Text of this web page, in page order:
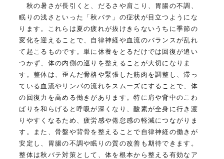
秋の暑さが長引くと、だるさや肩こり、胃腸の不調、
眠りの浅さといった「秋バテ」の症状が目立つようにな
ります。これらは夏の疲れが抜けきらないうちに季節の
変化を迎えることで、自律神経や血流のバランスが乱れ
て起こるものです。単に休養をとるだけでは回復が追い
つかず、体の内側の巡りを整えることが大切になりま
す。整体は、歪んだ骨格や緊張した筋肉を調整し、滞っ
ている血流やリンパの流れをスムーズにすることで、体
の回復力を高める働きがあります。特に肩や背中のこわ
ばりを和らげると呼吸が深くなり、酸素が全身に行き渡
りやすくなるため、疲労感や倦怠感の軽減につながりま
す。また、骨盤や背骨を整えることで自律神経の働きが
安定し、胃腸の不調や眠りの質の改善も期待できます。
整体は秋バテ対策として、体を根本から整える有効なア